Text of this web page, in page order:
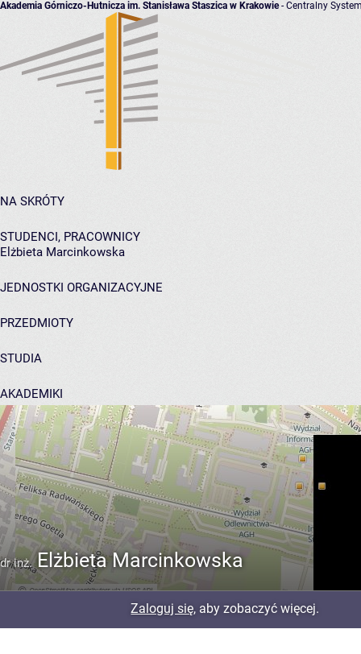
Akademia Górniczo-Hutnicza im. Stanisława Staszica w Krakowie- Centralny
NA SKRÓTY
STUDENCI, PRACOWNICY
Elżbieta Marcinkowska
JEDNOSTKI ORGANIZACYJNE
PRZEDMIOTY
STUDIA
AKADEMIKI
POMOC
dr inż. Elżbieta Marcinkowska
Zaloguj się, aby zobaczyć więcej.